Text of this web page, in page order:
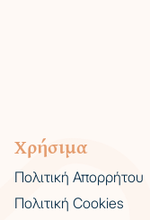
Χρήσιμα
Πολιτική Απορρήτου
Πολιτική Cookies